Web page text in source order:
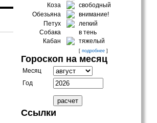
Коза
свободный
Обезьяна
внимание!
Петух
легкий
Собака
в тень
Кабан
тяжелый
[ подробнее ]
Гороскоп на месяц
Месяц
Год
Ссылки